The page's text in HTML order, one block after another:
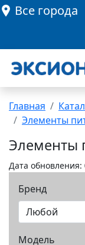
Все города
Главная
Элементы
Элементы
Дата обновления:
Бренд
Модель